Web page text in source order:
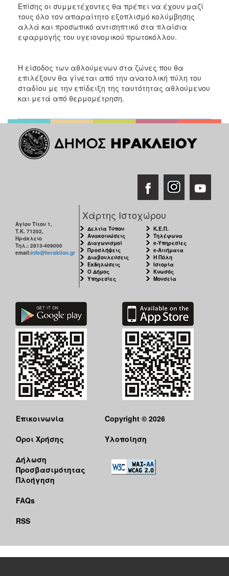
Επίσης οι συμμετέχοντες θα πρέπει να έχουν μαζί
τους όλο τον απαραίτητο εξοπλισμό κολύμβησης
αλλά και προσωπικό αντισηπτικό στα πλαίσια
εφαρμογής του υγειονομικού πρωτοκόλλου.
Η είσοδος των αθλούμενων στα ζώνες που θα
επιλέξουν θα γίνεται από την ανατολική πύλη του
σταδίου με την επίδειξη της ταυτότητας αθλούμενου
και μετά από θερμομέτρηση.
Αγίου Τίτου 1,
Τ.Κ. 71202,
Ηράκλειο
Τηλ.: 2813-409000
email:info@heraklion.gr
Χάρτης Ιστοχώρου
Δελτία Τύπου
Ανακοινώσεις
Διαγωνισμοί
Προσλήψεις
Διαβουλεύσεις
Εκδηλώσεις
Ο Δήμος
Υπηρεσίες
Κ.Ε.Π.
Τηλέφωνα
e-Υπηρεσίες
e-Αιτήματα
Η Πόλη
Ιστορία
Κνωσός
Μουσεία
Επικοινωνία
Όροι Χρήσης
Δήλωση
Προσβασιμότητας
Πλοήγηση
FAQs
RSS
Copyright © 2026
Υλοποίηση